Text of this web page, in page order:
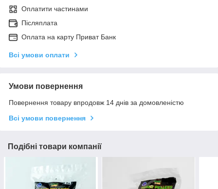
Оплатити частинами
Післяплата
Оплата на карту Приват Банк
Всі умови оплати
Умови повернення
Повернення товару впродовж 14 днів за домовленістю
Всі умови повернення
Подібні товари компанії